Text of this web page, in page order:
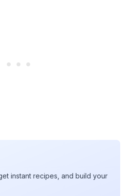
instant recipes, and build your